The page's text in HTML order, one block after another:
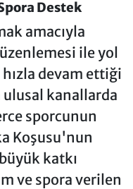
Destek
amacıyla
ile yol
hızla devam ettiği
kanallarda
sporcunun
Koşusu'nun
katkı
ve spora verilen